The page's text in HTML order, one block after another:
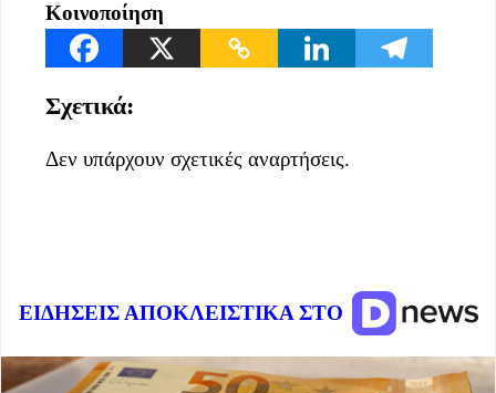
Κοινοποίηση
Σχετικά:
Δεν υπάρχουν σχετικές αναρτήσεις.
ΕΙΔΗΣΕΙΣ ΑΠΟΚΛΕΙΣΤΙΚΑ ΣΤΟ